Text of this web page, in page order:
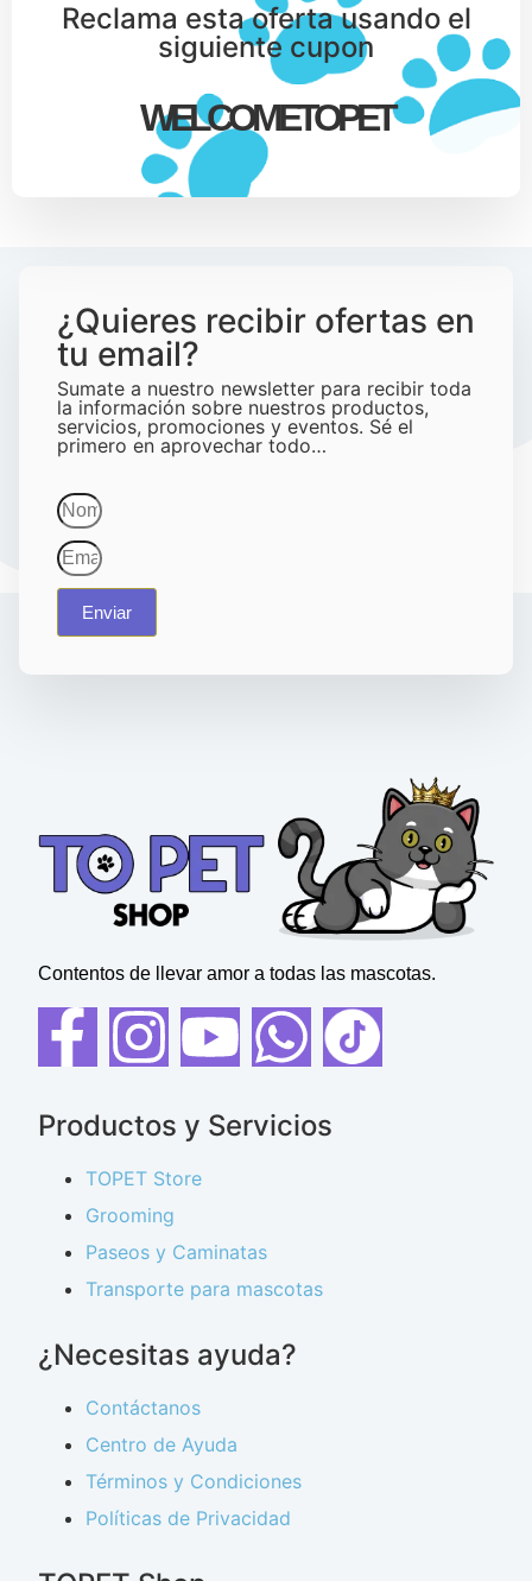
Reclama esta oferta usando el
siguiente cupon
WELCOMETOPET
¿Quieres recibir ofertas en
tu email?
Sumate a nuestro newsletter para recibir toda
la información sobre nuestros productos,
servicios, promociones y eventos. Sé el
primero en aprovechar todo…
Enviar
Contentos de llevar amor a todas las mascotas.
Productos y Servicios
TOPET Store
Grooming
Paseos y Caminatas
Transporte para mascotas
¿Necesitas ayuda?
Contáctanos
Centro de Ayuda
Términos y Condiciones
Políticas de Privacidad